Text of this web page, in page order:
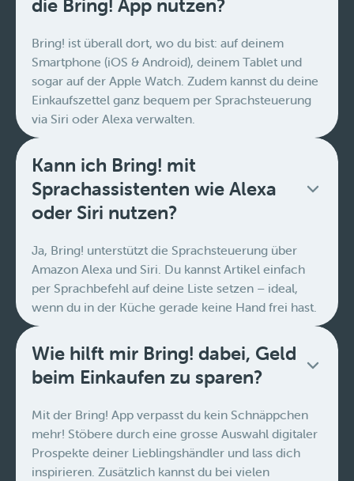
die Bring! App nutzen?
Bring! ist überall dort, wo du bist: auf deinem
Smartphone (iOS & Android), deinem Tablet und
sogar auf der Apple Watch. Zudem kannst du deine
Einkaufszettel ganz bequem per Sprachsteuerung
via Siri oder Alexa verwalten.
Kann ich Bring! mit
Sprachassistenten wie Alexa
oder Siri nutzen?
Ja, Bring! unterstützt die Sprachsteuerung über
Amazon Alexa und Siri. Du kannst Artikel einfach
per Sprachbefehl auf deine Liste setzen – ideal,
wenn du in der Küche gerade keine Hand frei hast.
Wie hilft mir Bring! dabei, Geld
beim Einkaufen zu sparen?
Mit der Bring! App verpasst du kein Schnäppchen
mehr! Stöbere durch eine grosse Auswahl digitaler
Prospekte deiner Lieblingshändler und lass dich
inspirieren. Zusätzlich kannst du bei vielen